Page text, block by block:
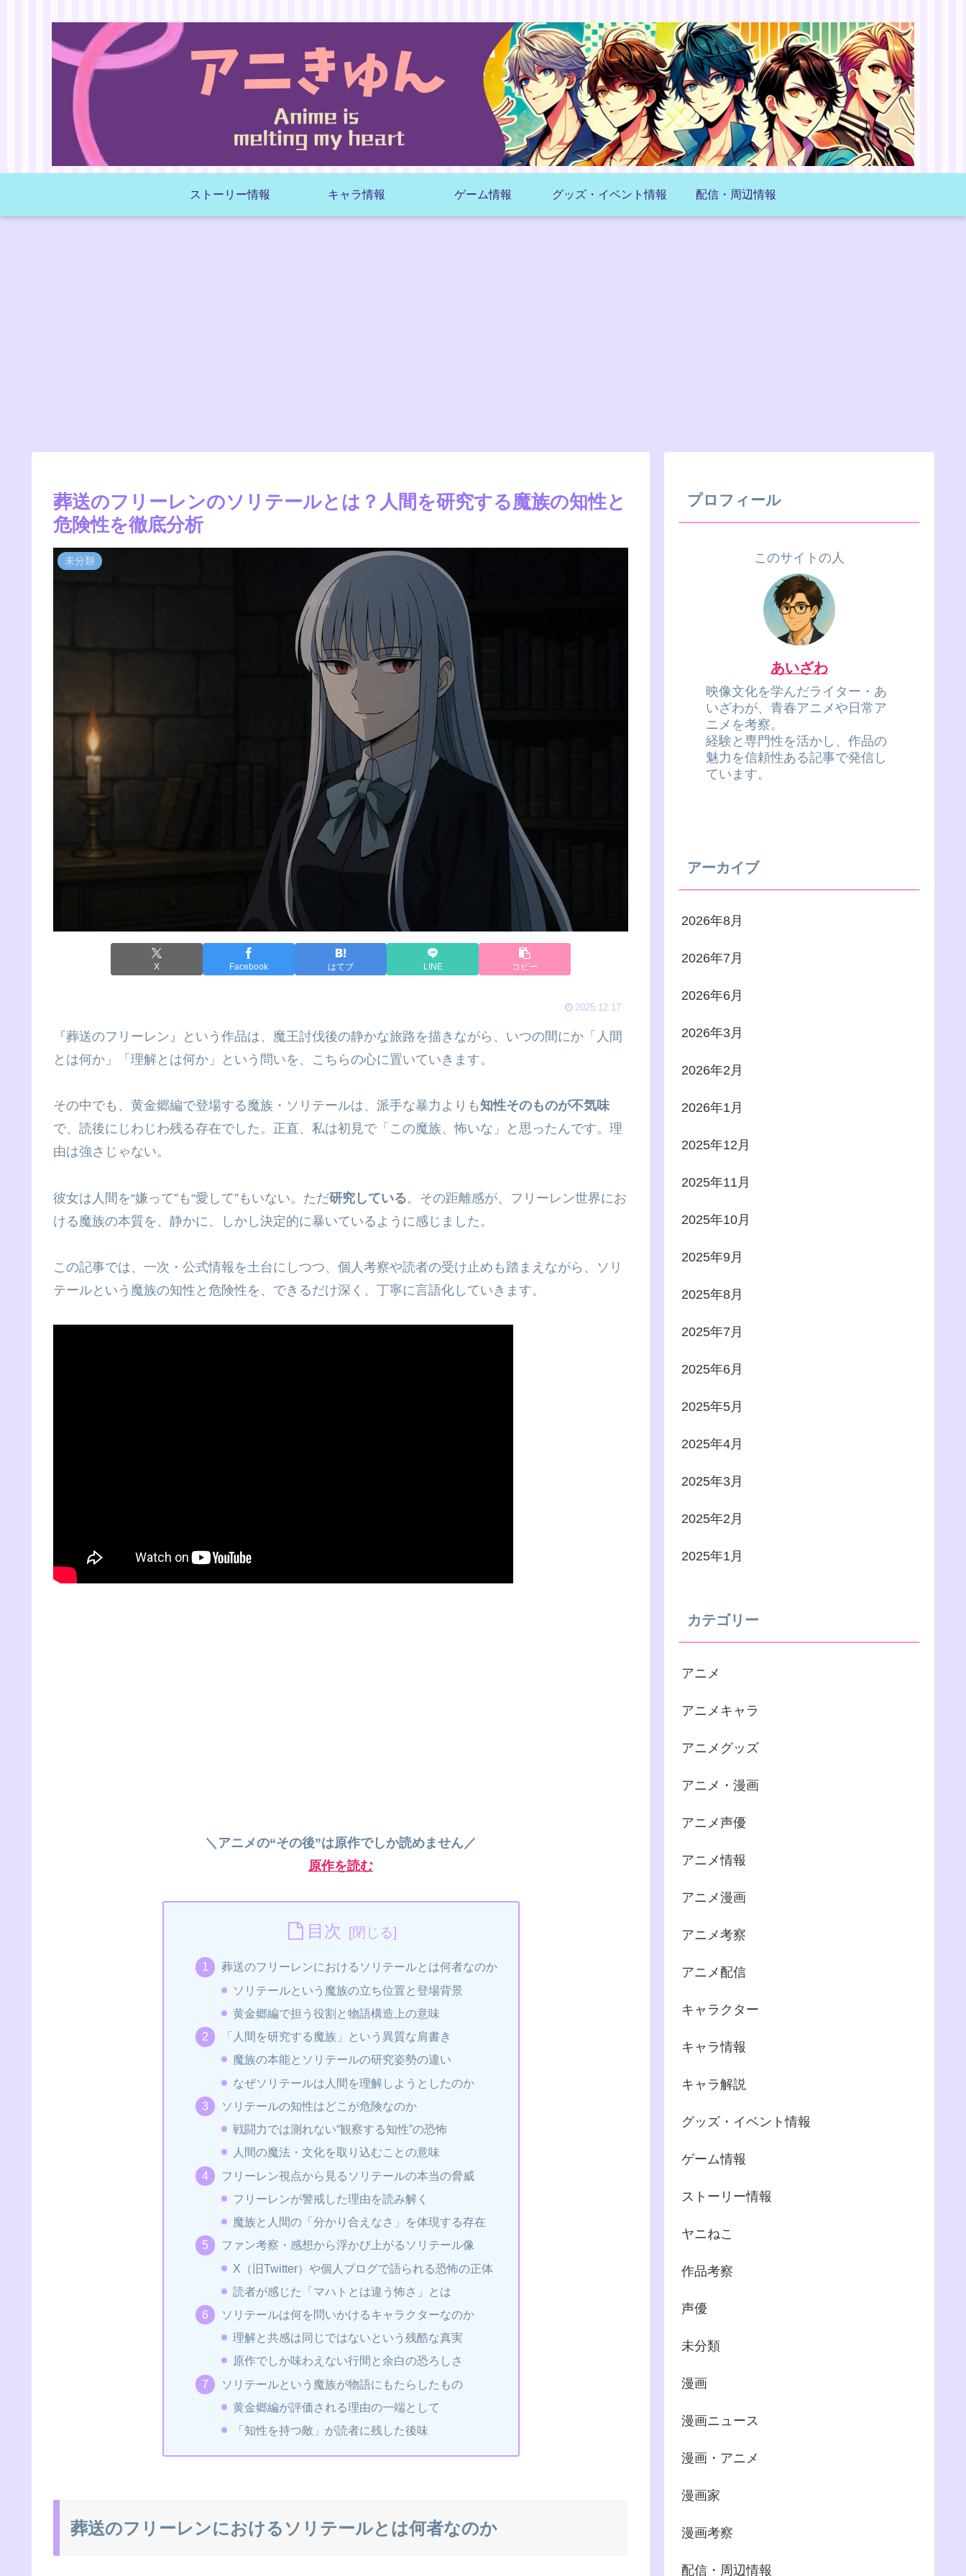
ストーリー情報 キャラ情報 ゲーム情報 グッズ・イベント情報 配信・周辺情報
葬送のフリーレンのソリテールとは？人間を研究する魔族の知性と
危険性を徹底分析
未分類
X Facebook はてブ LINE コピー
2025.12.17
『葬送のフリーレン』という作品は、魔王討伐後の静かな旅路を描きながら、いつの間にか「人間
とは何か」「理解とは何か」という問いを、こちらの心に置いていきます。
その中でも、黄金郷編で登場する魔族・ソリテールは、派手な暴力よりも知性そのものが不気味
で、読後にじわじわ残る存在でした。正直、私は初見で「この魔族、怖いな」と思ったんです。理
由は強さじゃない。
彼女は人間を“嫌って”も“愛して”もいない。ただ研究している。その距離感が、フリーレン世界にお
ける魔族の本質を、静かに、しかし決定的に暴いているように感じました。
この記事では、一次・公式情報を土台にしつつ、個人考察や読者の受け止めも踏まえながら、ソリ
テールという魔族の知性と危険性を、できるだけ深く、丁寧に言語化していきます。
＼アニメの“その後”は原作でしか読めません／
原作を読む
目次
葬送のフリーレンにおけるソリテールとは何者なのか
ソリテールという魔族の立ち位置と登場背景
黄金郷編で担う役割と物語構造上の意味
「人間を研究する魔族」という異質な肩書き
魔族の本能とソリテールの研究姿勢の違い
なぜソリテールは人間を理解しようとしたのか
ソリテールの知性はどこが危険なのか
戦闘力では測れない“観察する知性”の恐怖
人間の魔法・文化を取り込むことの意味
フリーレン視点から見るソリテールの本当の脅威
フリーレンが警戒した理由を読み解く
魔族と人間の「分かり合えなさ」を体現する存在
ファン考察・感想から浮かび上がるソリテール像
X（旧Twitter）や個人ブログで語られる恐怖の正体
読者が感じた「マハトとは違う怖さ」とは
ソリテールは何を問いかけるキャラクターなのか
理解と共感は同じではないという残酷な真実
原作でしか味わえない行間と余白の恐ろしさ
ソリテールという魔族が物語にもたらしたもの
黄金郷編が評価される理由の一端として
「知性を持つ敵」が読者に残した後味
葬送のフリーレンにおけるソリテールとは何者なのか
プロフィール
このサイトの人
あいざわ
映像文化を学んだライター・あ
いざわが、青春アニメや日常ア
ニメを考察。
経験と専門性を活かし、作品の
魅力を信頼性ある記事で発信し
ています。
アーカイブ
2026年8月
2026年7月
2026年6月
2026年3月
2026年2月
2026年1月
2025年12月
2025年11月
2025年10月
2025年9月
2025年8月
2025年7月
2025年6月
2025年5月
2025年4月
2025年3月
2025年2月
2025年1月
カテゴリー
アニメ
アニメキャラ
アニメグッズ
アニメ・漫画
アニメ声優
アニメ情報
アニメ漫画
アニメ考察
アニメ配信
キャラクター
キャラ情報
キャラ解説
グッズ・イベント情報
ゲーム情報
ストーリー情報
ヤニねこ
作品考察
声優
未分類
漫画
漫画ニュース
漫画・アニメ
漫画家
漫画考察
配信・周辺情報